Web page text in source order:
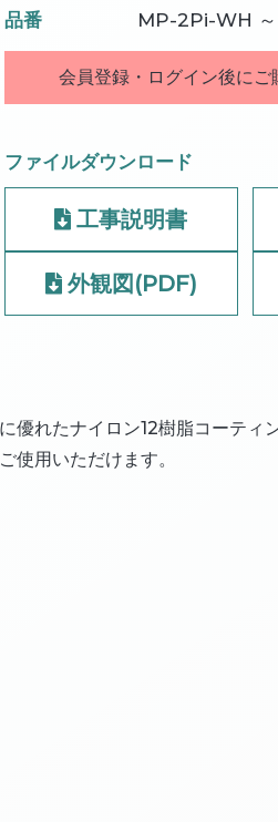
品番 MP-2Pi-WH
会員登録・ログイン後に
ファイルダウンロード
工事説明書
外観図(PDF)
れたナイロン12樹脂コーティ
使用いただけます。